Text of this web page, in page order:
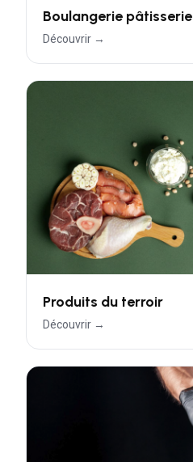
Boulangerie pâtisserie
Découvrir →
Produits du terroir
Découvrir →